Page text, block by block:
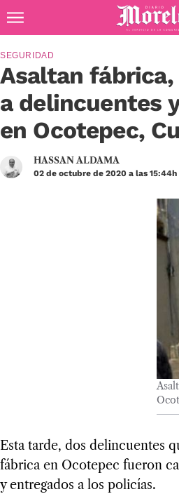
Diario de Morelos
Asaltan
a delincuentes
en Ocotepec,
SEGURIDAD
HASSAN ALDAMA
02 de octubre de 2020 a las 15:44h
Esta tarde, dos delincuentes
fábrica en Ocotepec fueron
y entregados a los policías.